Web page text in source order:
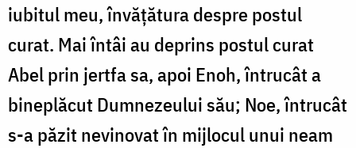
iubitul meu, învățătura despre postul
curat. Mai întâi au deprins postul curat
Abel prin jertfa sa, apoi Enoh, întrucât a
bineplăcut Dumnezeului său; Noe, întrucât
s-a păzit nevinovat în mijlocul unui neam